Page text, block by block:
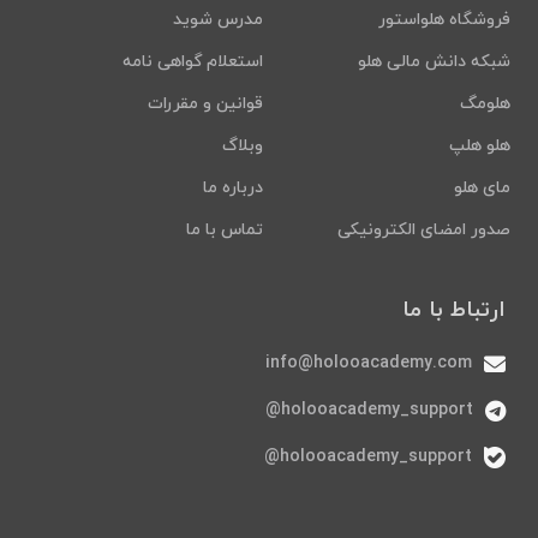
فروشگاه هلواستور
شبکه دانش مالی هلو
هلومگ
هلو هلپ
مای هلو
صدور امضای الکترونیکی
مدرس شوید
استعلام گواهی نامه
قوانین و مقررات
وبلاگ
درباره ما
تماس با ما
ارتباط با ما
info@holooacademy.com
holooacademy_support@
holooacademy_support@